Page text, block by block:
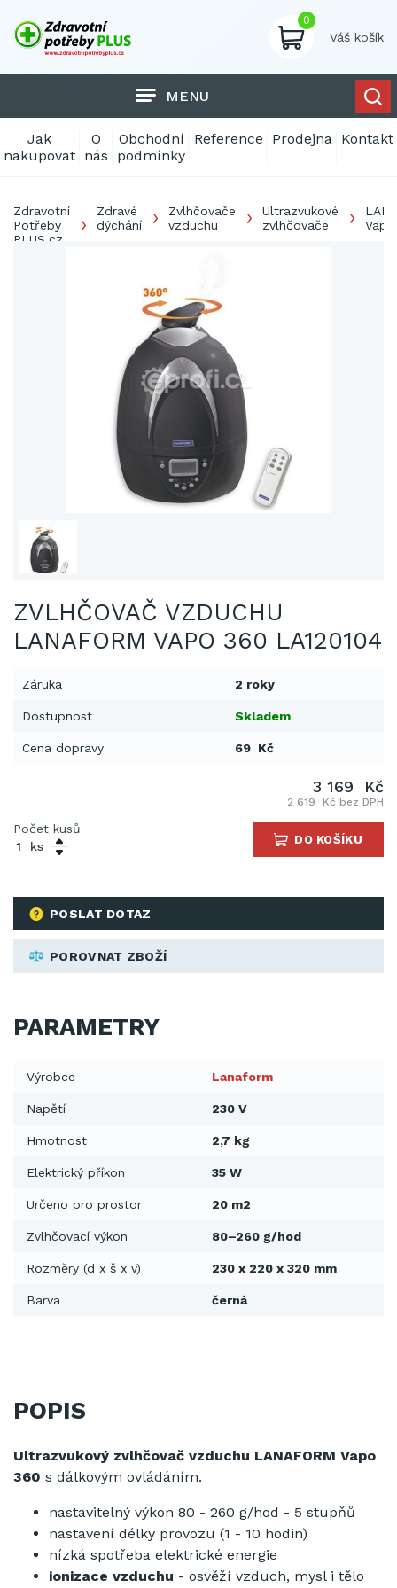
0
Váš košík
MENU
Jak
nakupovat
O
nás
Obchodní
podmínky
Reference Prodejna Kontakt
Zdravotní
Potřeby
PLUS.cz
Zdravé
dýchání
Zvlhčovače
vzduchu
Ultrazvukové
zvlhčovače
ZVLHČOVAČ VZDUCHU
LANAFORM VAPO 360 LA120104
Záruka 2 roky
Dostupnost Skladem
Cena dopravy 69 Kč
POSLAT DOTAZ
POROVNAT ZBOŽÍ
3 169 Kč
2 619 Kč bez DPH
Počet kusů
ks
DO KOŠÍKU
PARAMETRY
Výrobce Lanaform
Napětí 230 V
Hmotnost 2,7 kg
Elektrický příkon 35 W
Určeno pro prostor 20 m2
Zvlhčovací výkon 80–260 g/hod
Rozměry (d x š x v) 230 x 220 x 320 mm
Barva černá
POPIS
Ultrazvukový zvlhčovač vzduchu LANAFORM Vapo
360 s dálkovým ovládáním.
nastavitelný výkon 80 - 260 g/hod - 5 stupňů
nastavení délky provozu (1 - 10 hodin)
nízká spotřeba elektrické energie
ionizace vzduchu - osvěží vzduch, mysl i tělo